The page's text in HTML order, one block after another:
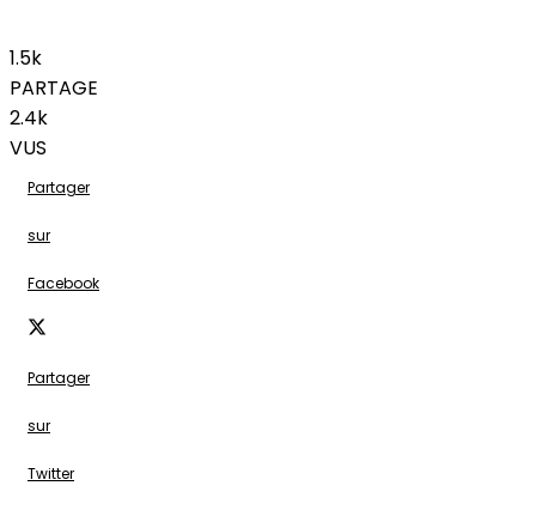
1.5k
PARTAGE
2.4k
VUS
Partager
sur
Facebook
Partager
sur
Twitter